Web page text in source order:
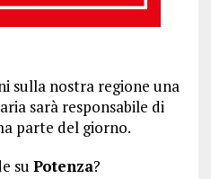
sulla nostra regione una
sarà responsabile di
parte del giorno.
su Potenza?